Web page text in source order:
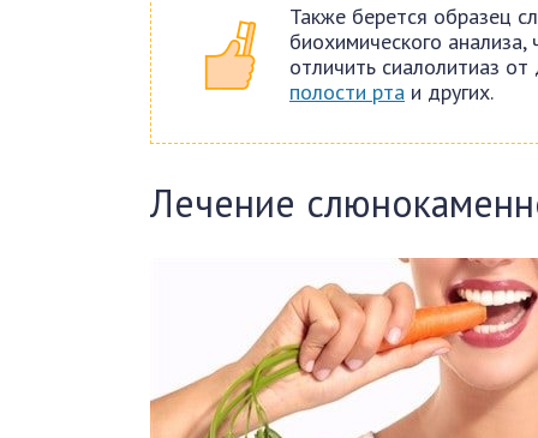
Также берется образец
биохимического
отличить сиалолитиаз
полости рта и других.
Лечение